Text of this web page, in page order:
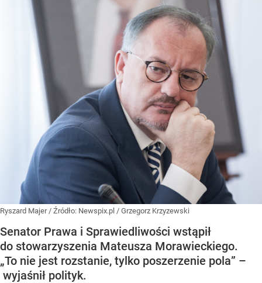
Ryszard Majer / Źródło: Newspix.pl / Grzegorz Krzyzewski
Senator Prawa i Sprawiedliwości wstąpił
do stowarzyszenia Mateusza Morawieckiego.
„To nie jest rozstanie, tylko poszerzenie pola” –
wyjaśnił polityk.